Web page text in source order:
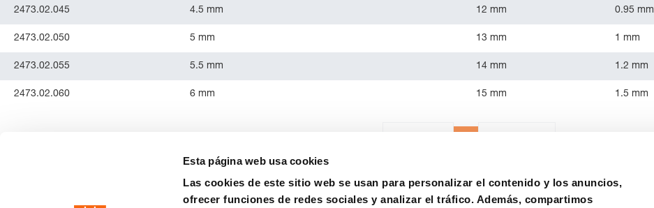
Esta página web usa cookies
Las cookies de este sitio web se usan para personalizar el contenido y los anuncios,
ofrecer funciones de redes sociales y analizar el tráfico. Además, compartimos
2473.02.045 4.5 mm 12 mm 0.95 mm
2473.02.050 5 mm 13 mm 1 mm
2473.02.055 5.5 mm 14 mm 1.2 mm
2473.02.060 6 mm 15 mm 1.5 mm
precision is our standard